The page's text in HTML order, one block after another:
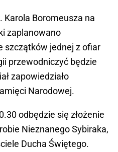
Karola Boromeusza na
zaplanowano
szczątków jednej z ofiar
przewodniczyć będzie
zapowiedziało
Narodowej.
odbędzie się złożenie
Nieznanego Sybiraka,
Ducha Świętego.